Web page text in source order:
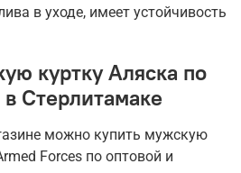
в уходе, имеет устойчивость
куртку Аляска по
Стерлитамаке
можно купить мужскую
Forces по оптовой и